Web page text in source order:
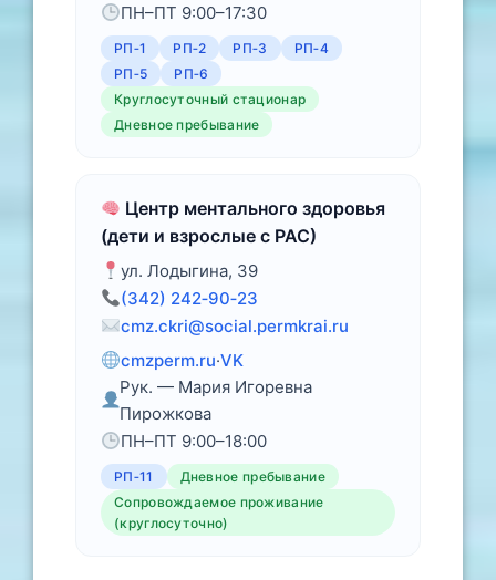
ПН–ПТ 9:00–17:30
РП‑1 РП‑2 РП‑3
РП‑4
РП‑5
РП‑6
Круглосуточный стационар
Дневное пребывание
Центр ментального здоровья
(дети и взрослые с РАС)
ул. Лодыгина, 39
(342) 242‑90‑23
cmz.ckri@social.permkrai.ru
cmzperm.ru·VK
Рук. — Мария Игоревна
Пирожкова
ПН–ПТ 9:00–18:00
РП‑11
Дневное пребывание
Сопровождаемое проживание
(круглосуточно)